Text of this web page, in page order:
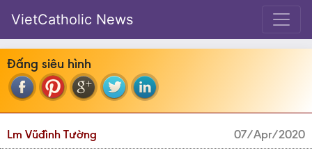
VietCatholic News
Đấng siêu hình
Lm Vũđình Tường 07/Apr/2020